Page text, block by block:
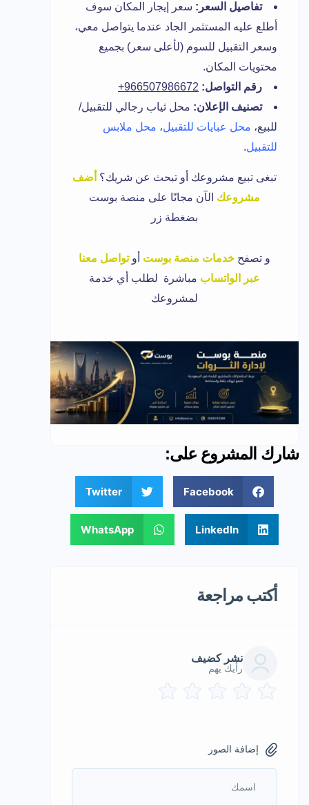
تفاصيل السعر: سعر إيجار المكان سوف
أطلع عليه المستثمر الجاد عندما يتواصل معي،
وسعر التقبيل للسوم (لأعلى سعر) بجميع
محتويات المكان.
رقم التواصل: 966507986672+
تصنيف الإعلان: محل ثياب رجالي للتقبيل/
للبيع، محل عبايات للتقبيل، محل ملابس
للتقبيل.
تبغى تبيع مشروعك أو تبحث عن شريك؟ أضف
مشروعك الآن مجانًا على منصة بوست
بضغطة زر
و تصفح خدمات منصة بوست أو تواصل معنا
عبر الواتساب مباشرة لطلب أي خدمة
لمشروعك
شارك المشروع على:
Facebook
Twitter
LinkedIn
WhatsApp
أكتب مراجعة
نشر كضيف
رأيك يهم
إضافة الصور